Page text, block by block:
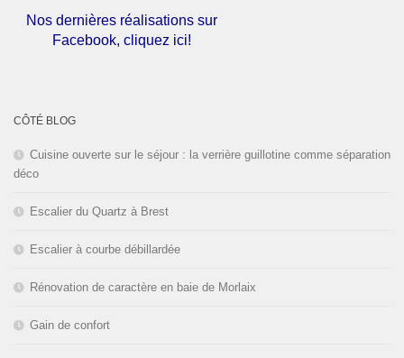
Nos dernières réalisations sur
Facebook, cliquez ici!
congés d'été du
CÔTÉ BLOG
Cuisine ouverte sur le séjour : la verrière guillotine comme séparation
déco
Escalier du Quartz à Brest
Escalier à courbe débillardée
Rénovation de caractère en baie de Morlaix
Gain de confort